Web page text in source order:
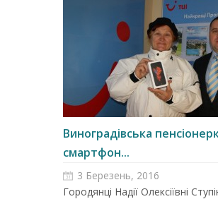
Виноградівська
смартфон...
3 Березень, 2016
Городянці Надії Олексіївні